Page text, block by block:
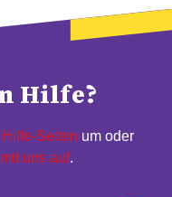
Hilfe?
Hilfe-Seiten um oder
uns auf.